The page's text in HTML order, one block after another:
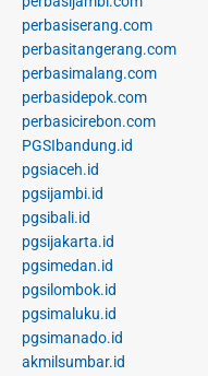
perbasiserang.com
perbasitangerang.com
perbasimalang.com
perbasidepok.com
perbasicirebon.com
PGSIbandung.id
pgsiaceh.id
pgsijambi.id
pgsibali.id
pgsijakarta.id
pgsimedan.id
pgsilombok.id
pgsimaluku.id
pgsimanado.id
akmilsumbar.id